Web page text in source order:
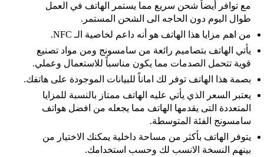
مع توافر أيضاً شحن سريع مما يستمر الهاتف في العمل
طوال اليوم دون الحاجه الى الشحن المستمر.
من اهم مزايا هذا الهاتف هو أنه داعم لخاصية الـ NFC.
يأتي الهاتف بتصاميم رائعة من سامسونج ومن مواد تصنيع
قوية تتحمل الصدمات مما يكون مناسباً للاستعمال وعملي.
بصمة هذا الهاتف توفر لك اماناً للبيانات الموجودة على هاتفك.
يعتبر السعر الذي يأتي عليه الهاتف ممتاز بالنسبة للمزايا
المتعددة التى يقدمها الهاتف مما يجعله من افضل هواتف
سامسونج الفئة المتوسطة.
يتوفر الهاتف بأكثر من مساحة داخلية يمكنك الاختيار من
بينهم النسخة الانسب لك وحسب استخدامك.